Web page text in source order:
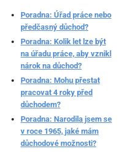
Poradna: Úřad práce nebo
předčasný důchod?
Poradna: Kolik let lze být
na úřadu práce, aby vznikl
nárok na důchod?
Poradna: Mohu přestat
pracovat 4 roky před
důchodem?
Poradna: Narodila jsem se
v roce 1965, jaké mám
důchodové možnosti?